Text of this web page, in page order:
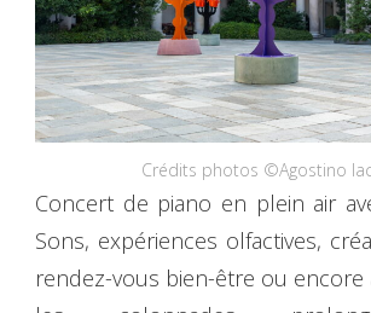
Crédits photos ©Agostino
Concert de piano en plein air
Sons, expériences olfactives,
rendez-vous bien-être ou encore